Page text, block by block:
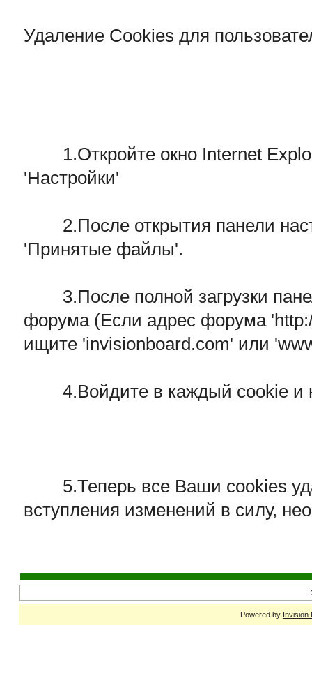
Удаление Cookies для
1.Откройте окно Internet
'Настройки'
2.После открытия панели
'Принятые файлы'.
3.После полной загрузки
форума (Если адрес форума
ищите 'invisionboard.com' или
4.Войдите в каждый cookie и
5.Теперь все Ваши cookies
вступления изменений в силу,
Powered by Invision